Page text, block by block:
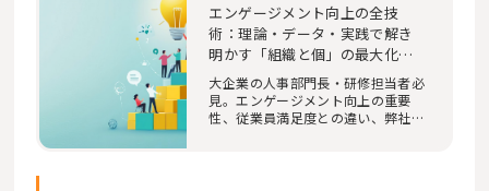
エンゲージメント向上の全技
術：理論・データ・実践で解き
明かす「組織と個」の最大化戦
略
大企業の人事部門長・研修担当者必
見。エンゲージメント向上の重要
性、従業員満足度との違い、弊社独